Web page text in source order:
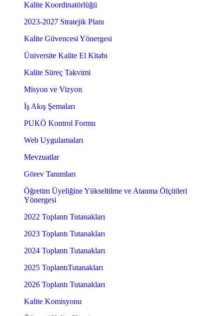
Kalite Koordinatörlüğü
2023-2027 Stratejik Planı
Kalite Güvencesi Yönergesi
Üniversite Kalite El Kitabı
Kalite Süreç Takvimi
Misyon ve Vizyon
İş Akış Şemaları
PUKÖ Kontrol Formu
Web Uygulamaları
Mevzuatlar
Görev Tanımları
Öğretim Üyeliğine Yükseltilme ve Atanma Ölçütleri
Yönergesi
2022 Toplantı Tutanakları
2023 Toplantı Tutanakları
2024 Toplantı Tutanakları
2025 ToplantıTutanakları
2026 Toplantı Tutanakları
Kalite Komisyonu